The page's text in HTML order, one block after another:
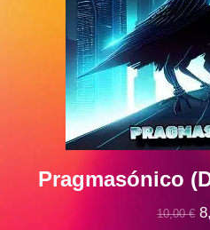
Pragmasónico
10,00€ El